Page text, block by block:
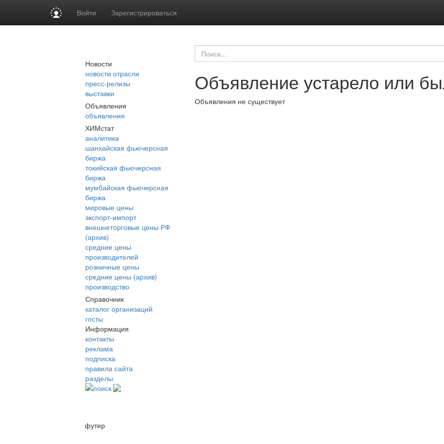
Войти Зарегистрироваться
Новости
новости отрасли
пресс-релизы
выставки
Объявления
объявления
ХИМстат
аналитика
шанхайская фьючерсная
биржа
токийская фьючерсная
биржа
мумбайская фьючерсная
биржа
мировые цены
экспорт-импорт
внешнеторговые цены РФ
(архив)
средние цены
производителей
розничные цены
средние цены (архив)
производство
Справочник
каталог организаций
госты
Информация
контакты
реклама
подписка
правила сайта
разделы
поиск
Объявление устарело или
Объявления не существует
футер